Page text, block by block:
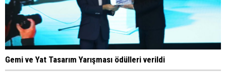
Gemi ve Yat Tasarım Yarışması ödülleri verildi